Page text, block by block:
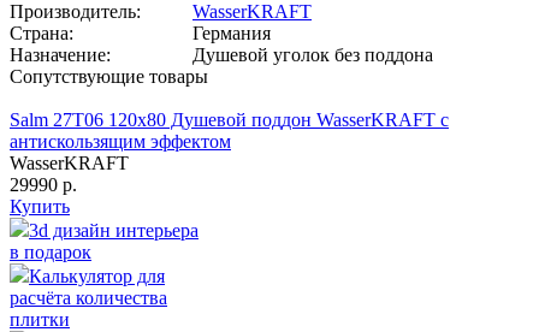
Производитель:
WasserKRAFT
Страна:
Германия
Назначение:
Душевой уголок без поддона
Сопутствующие товары
Salm 27T06 120х80 Душевой поддон WasserKRAFT с
антискользящим эффектом
WasserKRAFT
29990 р.
Купить
3d дизайн интерьера
в подарок
Калькулятор для
расчёта количества
плитки